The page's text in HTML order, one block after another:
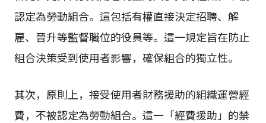
認定為勞動組合。這包括有權直接決定招聘、解
雇、晉升等監督職位的役員等。這一規定旨在防止
組合決策受到使用者影響，確保組合的獨立性。
其次，原則上，接受使用者財務援助的組織運營經
費，不被認定為勞動組合。這一「經費援助」的禁